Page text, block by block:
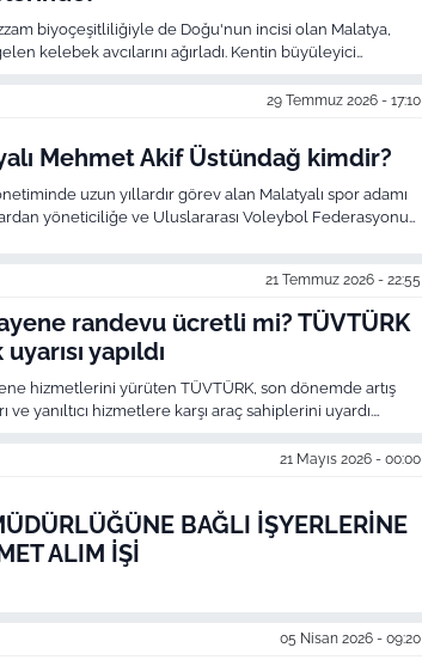
biyoçeşitliliğiyle de Doğu'nun incisi olan Malatya,
kelebek avcılarını ağırladı. Kentin büyüleyici
29 Temmuz 2026 - 17:10
Mehmet Akif Üstündağ kimdir?
uzun yıllardır görev alan Malatyalı spor adamı
yöneticiliğe ve Uluslararası Voleybol Federasyonu
21 Temmuz 2026 - 22:55
randevu ücretli mi? TÜVTÜRK
yapıldı
hizmetlerini yürüten TÜVTÜRK, son dönemde artış
ve yanıltıcı hizmetlere karşı araç sahiplerini uyardı.
talep ettiği ücretlere kesinlikle itibar edilmemesi
21 Mayıs 2026 - 00:00
BAĞLI İŞYERLERİNE
ALIM İŞİ
05 Nisan 2026 - 09:20